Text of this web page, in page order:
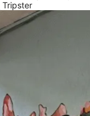
Tripster